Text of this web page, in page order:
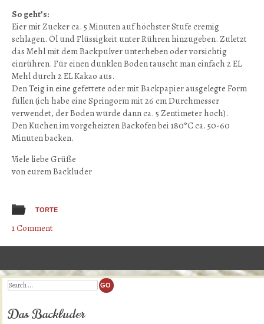
So geht’s:
Eier mit Zucker ca. 5 Minuten auf höchster Stufe cremig
schlagen. Öl und Flüssigkeit unter Rühren hinzugeben. Zuletzt
das Mehl mit dem Backpulver unterheben oder vorsichtig
einrühren. Für einen dunklen Boden tauscht man einfach 2 EL
Mehl durch 2 EL Kakao aus.
Den Teig in eine gefettete oder mit Backpapier ausgelegte Form
füllen (ich habe eine Springorm mit 26 cm Durchmesser
verwendet, der Boden wurde dann ca. 5 Zentimeter hoch).
Den Kuchen im vorgeheizten Backofen bei 180°C ca. 50-60
Minuten backen.
Viele liebe Grüße
von eurem Backluder
TORTE
1 Comment
Post navigation
Search
Das Backluder